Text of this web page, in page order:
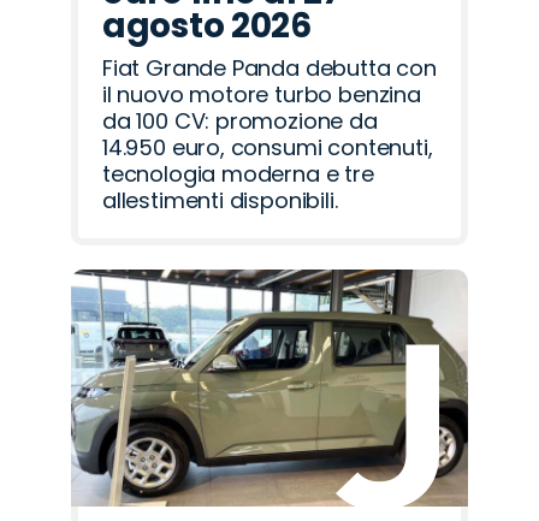
agosto 2026
Fiat Grande Panda debutta con
il nuovo motore turbo benzina
da 100 CV: promozione da
14.950 euro, consumi contenuti,
tecnologia moderna e tre
allestimenti disponibili.